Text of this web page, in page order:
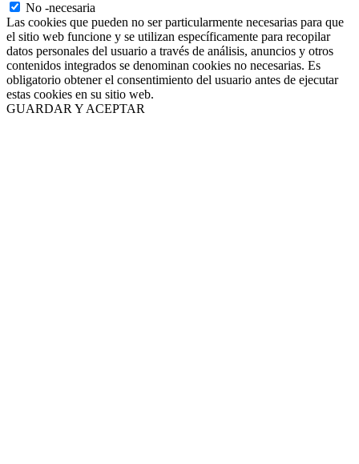
No -necesaria
Las cookies que pueden no ser particularmente necesarias para que
el sitio web funcione y se utilizan específicamente para recopilar
datos personales del usuario a través de análisis, anuncios y otros
contenidos integrados se denominan cookies no necesarias. Es
obligatorio obtener el consentimiento del usuario antes de ejecutar
estas cookies en su sitio web.
GUARDAR Y ACEPTAR